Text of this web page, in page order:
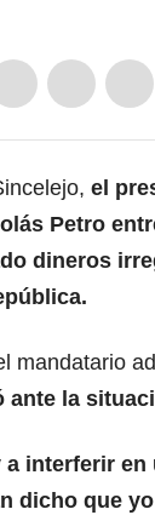
el
Petro
dineros
mandatario
ante la
a interferir
dicho que